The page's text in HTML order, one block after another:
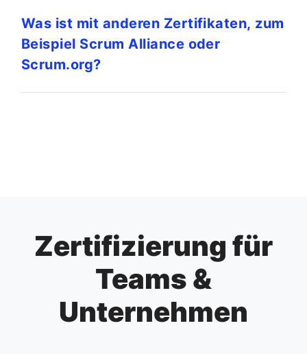
Was ist mit anderen Zertifikaten, zum
Beispiel Scrum Alliance oder
Scrum.org?
Zertifizierung für
Teams &
Unternehmen